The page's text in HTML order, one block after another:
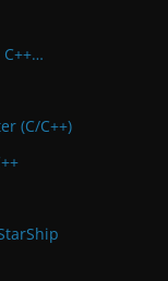
(C/C++)